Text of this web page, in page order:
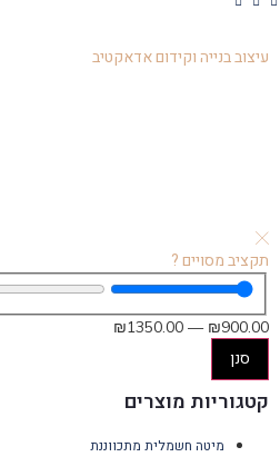
עיצוב בנייה וקידום אדאקטיב
תקציב מסויים ?
₪900.00
—
₪1350.00
סנן
קטגוריות מוצרים
מיטה חשמלית מתכווננת